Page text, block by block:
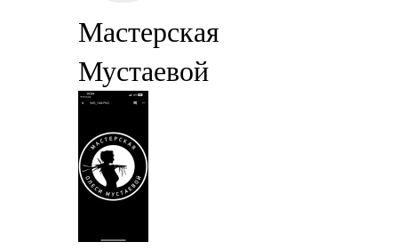
Мастерская
Мустаевой